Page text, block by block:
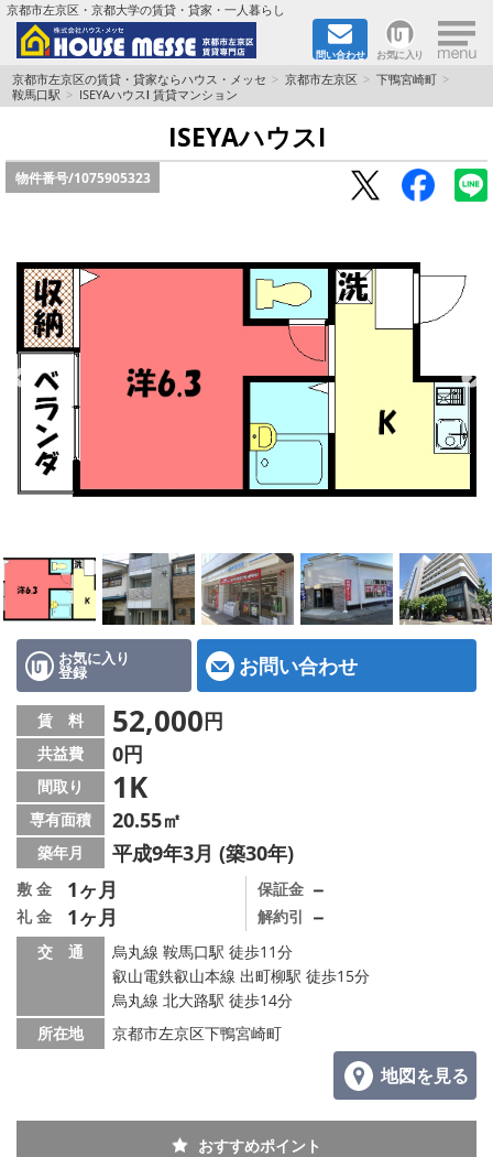
京都市左京区・京都大学の賃貸・貸家・一人暮らし
問い合わせ お気に入り ×
TOPページ
地域から検索
書類DL & 入居者さまへ
家族で住むならマンション？賃家？
一人暮らしの物件特集
ペット相談OKの賃貸！
特選物件
ハウスメーカー施工特集！
路線·駅から探す
IT重説について
スタッフ紹介
賃貸管理の北白川店
店舗情報·アクセス
会社概要
メールでお問い合わせ
京都市左京区の賃貸・貸家ならハウス・メッセ 京都市左京区
下鴨宮崎町
鞍馬口駅
ISEYAハウスⅠ 賃貸マンション
ISEYAハウスⅠ
物件番号/1075905323
お気に入り
登録 お問い合わせ
賃 料 52,000円
共益費 0円
間取り 1K
専有面積 20.55㎡
築年月 平成9年3月 (築30年)
敷 金 1ヶ月
礼 金 1ヶ月
保証金 －
解約引 －
交 通
烏丸線 鞍馬口駅 徒歩11分
叡山電鉄叡山本線 出町柳駅 徒歩15分
烏丸線 北大路駅 徒歩14分
所在地
京都市左京区下鴨宮崎町
地図を見る
おすすめポイント